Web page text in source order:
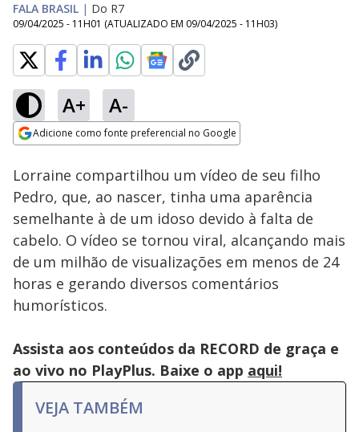
FALA BRASIL | Do R7
09/04/2025 - 11H01 (ATUALIZADO EM 09/04/2025 - 11H03)
A+ A-
Adicione como fonte preferencial no Google
Criminosos vendem
ingressos falsos e
ainda roubam
identidades de
vítimas
Ativar
:
39.24%
Lorraine compartilhou um vídeo de seu filho
Pedro, que, ao nascer, tinha uma aparência
semelhante à de um idoso devido à falta de
cabelo. O vídeo se tornou viral, alcançando mais
de um milhão de visualizações em menos de 24
horas e gerando diversos comentários
humorísticos.
Assista aos conteúdos da RECORD de graça e
ao vivo no PlayPlus. Baixe o app aqui!
VEJA TAMBÉM